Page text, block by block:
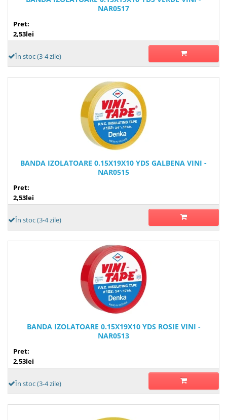
NAR0517
Pret:
2,53lei
În stoc (3-4 zile)
BANDA IZOLATOARE 0.15X19X10 YDS GALBENA VINI -
NAR0515
Pret:
2,53lei
În stoc (3-4 zile)
BANDA IZOLATOARE 0.15X19X10 YDS ROSIE VINI -
NAR0513
Pret:
2,53lei
În stoc (3-4 zile)